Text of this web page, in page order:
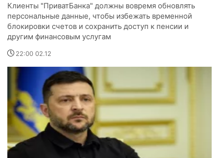
Клиенты "ПриватБанка" должны вовремя обновлять
персональные данные, чтобы избежать временной
блокировки счетов и сохранить доступ к пенсии и
другим финансовым услугам
22:00 02.12